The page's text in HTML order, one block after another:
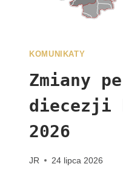
KOMUNIKATY
Zmiany
diecezji
2026
JR 24 lipca 2026